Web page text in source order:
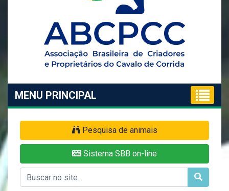
MENU PRINCIPAL
Pesquisa de animais
Sistema SBB on-line